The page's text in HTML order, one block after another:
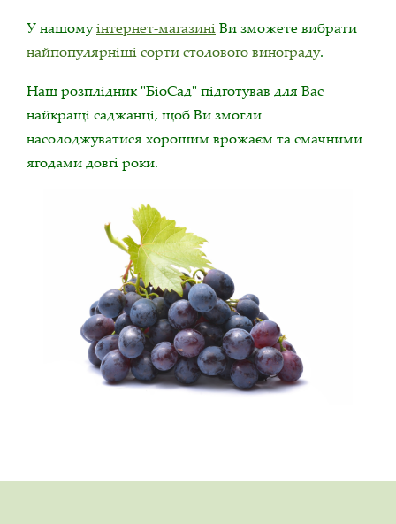
У нашомуінтернет-магазиніВи зможете вибрати
найпопулярніші сорти столового винограду.
Наш розплідник "БіоСад" підготував для Вас
найкращі саджанці, щоб Ви змогли
насолоджуватися хорошим врожаєм та смачними
ягодами довгі роки.